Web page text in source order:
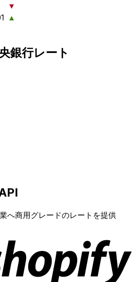
▼
▲
銀行レート
へ商用グレードのレートを提供